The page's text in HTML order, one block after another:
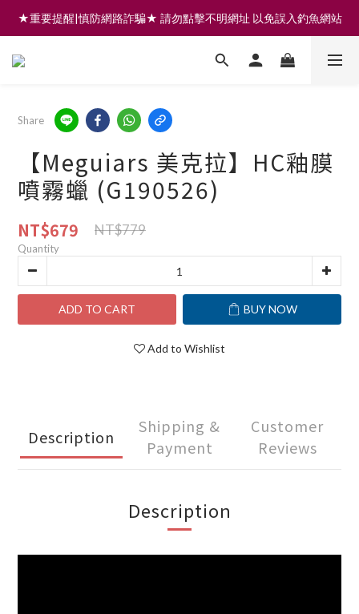
註冊會員享200元購物金 | 全館滿999免運 | 可門市取貨/安裝
★重要提醒|慎防網路詐騙★ 請勿點擊不明網址 以免誤入釣魚網站
註冊會員享200元購物金 | 全館滿999免運 | 可門市取貨/安裝
Share
【Meguiars 美克拉】HC釉膜
噴霧蠟 (G190526)
NT$679 NT$779
Quantity
ADD TO CART BUY NOW
Add to Wishlist
Description
Shipping &
Payment
Customer
Reviews
Description